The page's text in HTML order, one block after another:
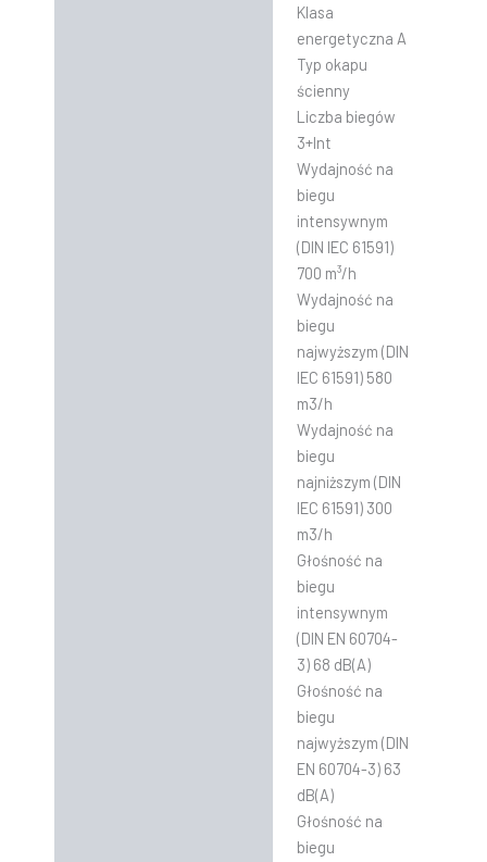
Klasa
energetyczna A
Typ okapu
ścienny
Liczba biegów
3+Int
Wydajność na
biegu
intensywnym
(DIN IEC 61591)
700 m³/h
Wydajność na
biegu
najwyższym (DIN
IEC 61591) 580
m3/h
Wydajność na
biegu
najniższym (DIN
IEC 61591) 300
m3/h
Głośność na
biegu
intensywnym
(DIN EN 60704-
3) 68 dB(A)
Głośność na
biegu
najwyższym (DIN
EN 60704-3) 63
dB(A)
Głośność na
biegu